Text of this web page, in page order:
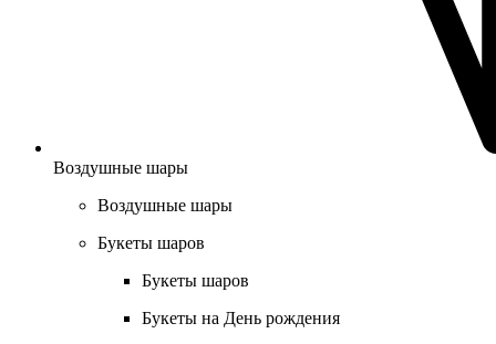
Воздушные шары
Воздушные шары
Букеты шаров
Букеты шаров
Букеты на День рождения